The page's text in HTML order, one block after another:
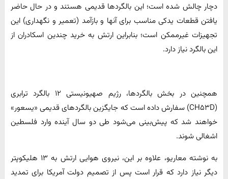
دچار چالش شده است؛ این بالگردها قدیمی هستند و در حال حاضر
یافتن قطعات یدکی مناسب برای آنها و بازآمد (تعمیر و نگهداری) این
تجهیزات غیرممکن است؛ بنابراین ارتش به خرید چندین اسکادران از
این بالگرد نیاز دارد.
همچنین در بخش بالگردها، رژیم صهیونیستی ۱۲ بالگرد ترابری
(CH۵۳D) سفارش داده است که جایگزین بالگردهای قدیمی «یسعور»
خواهند شد که پیش‌بینی می‌شود طی دو سال آینده وارد فلسطین
اشغالی شوند.
به نوشته معاریو، علاوه بر این، نیروی هوایی ارتش به ۱۳ هلیکوپتر
دیگر نیاز دارد که قرار است پس از تصمیم دولت آمریکا برای تمدید